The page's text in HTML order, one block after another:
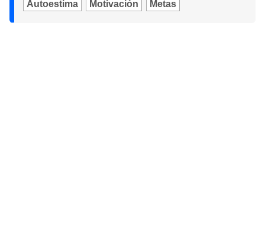
Autoestima Motivación Metas